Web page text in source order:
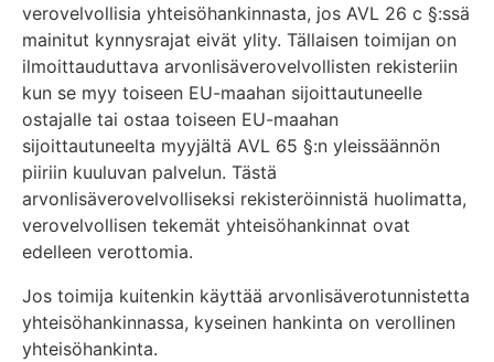
verovelvollisia yhteisöhankinnasta, jos AVL 26 c §:ssä
mainitut kynnysrajat eivät ylity. Tällaisen toimijan on
ilmoittauduttava arvonlisäverovelvollisten rekisteriin
kun se myy toiseen EU-maahan sijoittautuneelle
ostajalle tai ostaa toiseen EU-maahan
sijoittautuneelta myyjältä AVL 65 §:n yleissäännön
piiriin kuuluvan palvelun. Tästä
arvonlisäverovelvolliseksi rekisteröinnistä huolimatta,
verovelvollisen tekemät yhteisöhankinnat ovat
edelleen verottomia.
Jos toimija kuitenkin käyttää arvonlisäverotunnistetta
yhteisöhankinnassa, kyseinen hankinta on verollinen
yhteisöhankinta.